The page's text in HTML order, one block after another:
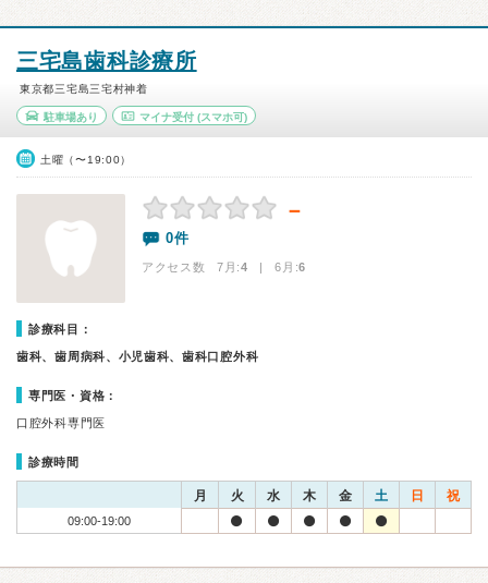
三宅島歯科診療所
東京都三宅島三宅村神着
駐車場あり マイナ受付(スマホ可)
土曜（〜19:00）
－
0件
アクセス数 7月:4 | 6月:6
診療科目：
歯科、歯周病科、小児歯科、歯科口腔外科
専門医・資格：
口腔外科専門医
診療時間
月 火 水 木 金 土 日 祝
09:00-19:00